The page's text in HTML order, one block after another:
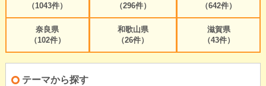
（1043件）
（296件）
（642件）
奈良県
（102件）
和歌山県
（26件）
滋賀県
（43件）
テーマから探す